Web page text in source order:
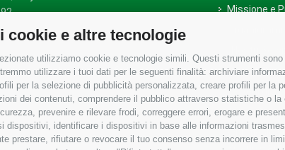
cookie e altre tecnologie
utilizziamo cookie e tecnologie simili. Questi strumenti
utilizzare i tuoi dati per le seguenti finalità: archiviare
per la selezione di pubblicità personalizzata, creare profili per
dei contenuti, comprendere il pubblico attraverso statistiche o
prevenire e rilevare frodi, correggere errori, erogare e
dispositivi, identificare i dispositivi in base alle informazioni
prestare, rifiutare o revocare il tuo consenso senza incorrere in
/Privacy Policy /Cookie Policy
Missione e
Uffici della
Le Sedi di
Agricoltori
Rovigo e